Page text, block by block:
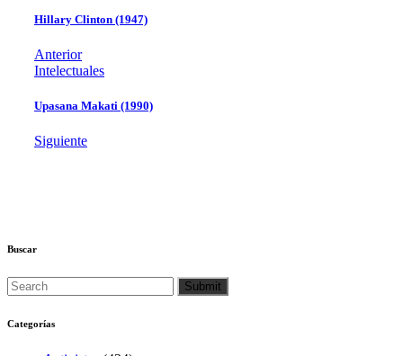
Hillary Clinton (1947)
Anterior
Intelectuales
Upasana Makati (1990)
Siguiente
Buscar
Categorías